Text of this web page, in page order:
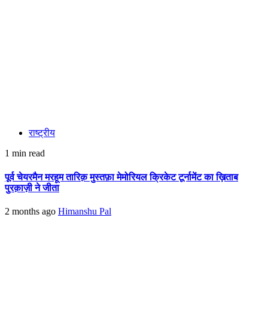
राष्ट्रीय
1 min read
पूर्व चेयरमैन मरहूम तारिक़ मुस्तफ़ा मेमोरियल क्रिकेट टूर्नामेंट का ख़िताब
पुरक़ाज़ी ने जीता
2 months ago Himanshu Pal